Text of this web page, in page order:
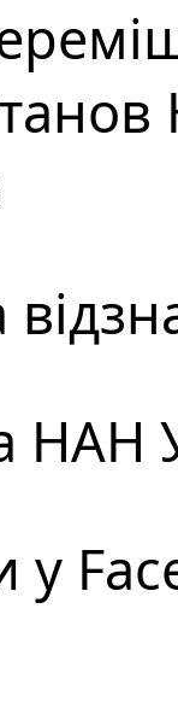
НАН
у